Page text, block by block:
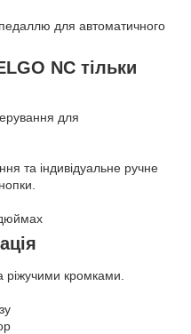
для автоматичного
NC тільки
для
та індивідуальне ручне
ріжучими кромками.